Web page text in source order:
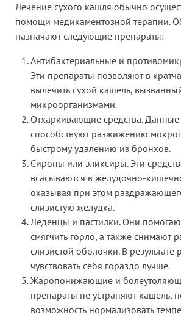
Лечение сухого кашля обычно
помощи медикаментозной терапии.
назначают следующие препараты:
Антибактериальные и
Эти препараты позволяют в
вылечить сухой кашель,
микроорганизмами.
Отхаркивающие средства.
способствуют разжижению
быстрому удалению из бронхов.
Сиропы или эликсиры. Эти
всасываются в желудочно-
оказывая при этом
слизистую желудка.
Леденцы и пастилки. Они
смягчить горло, а также снимают
слизистой оболочки. В результате
чувствовать себя гораздо лучше.
Жаропонижающие и
препараты не устраняют кашель,
возможность нормализовать